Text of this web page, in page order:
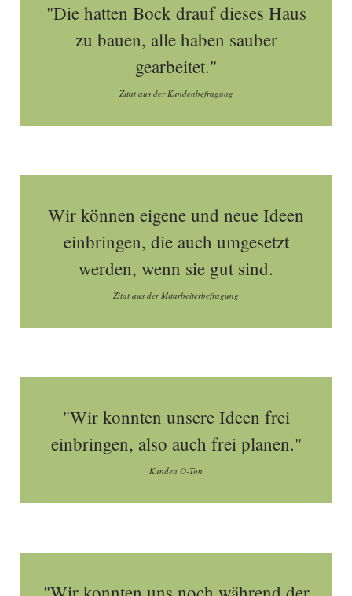
"Die hatten Bock drauf dieses Haus
zu bauen, alle haben sauber
gearbeitet."
Zitat aus der Kundenbefragung
Wir können eigene und neue Ideen
einbringen, die auch umgesetzt
werden, wenn sie gut sind.
Zitat aus der Mitarbeiterbefragung
"Wir konnten unsere Ideen frei
einbringen, also auch frei planen."
Kunden O-Ton